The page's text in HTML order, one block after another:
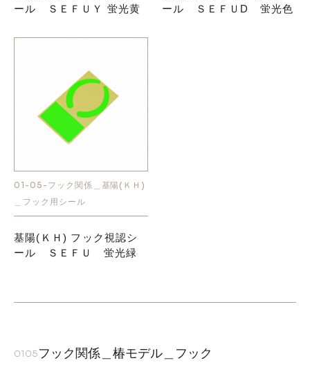
ール ＳＥＦＵＹ 蛍光黄
ール ＳＥＦＵD 蛍光色
01-05-フック関係＿基陽(ＫＨ)
＿フック用シール
基陽(ＫＨ) フック視認シ
ール ＳＥＦＵ 蛍光緑
0105フック関係＿椿モデル＿フック